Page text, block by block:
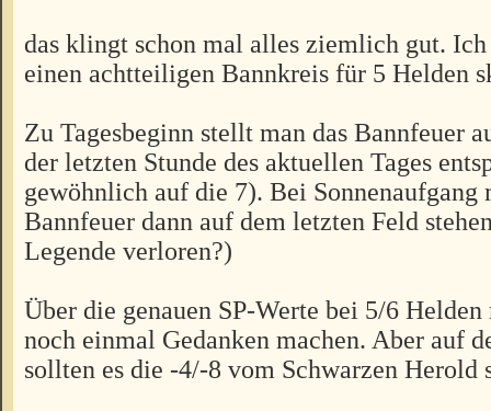
das klingt schon mal alles ziemlich gut.
einen achtteiligen Bannkreis für 5 Helden
Zu Tagesbeginn stellt man das Bannfeuer
der letzten Stunde des aktuellen Tages
gewöhnlich auf die 7). Bei Sonnenaufgang
Bannfeuer dann auf dem letzten Feld
Legende verloren?)
Über die genauen SP-Werte bei 5/6
noch einmal Gedanken machen. Aber auf
sollten es die -4/-8 vom Schwarzen Herold